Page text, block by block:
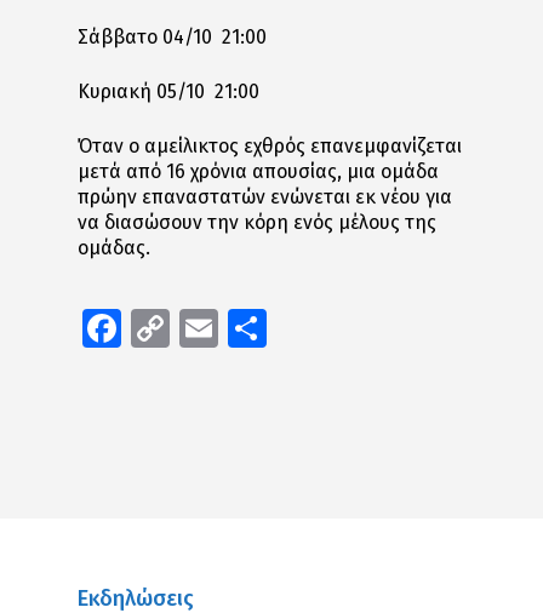
Σάββατο 04/10 21:00
Κυριακή 05/10 21:00
Όταν ο αμείλικτος εχθρός επανεμφανίζεται
μετά από 16 χρόνια απουσίας, μια ομάδα
πρώην επαναστατών ενώνεται εκ νέου για
να διασώσουν την κόρη ενός μέλους της
ομάδας.
Facebook
CopyEmail
Εκδηλώσεις